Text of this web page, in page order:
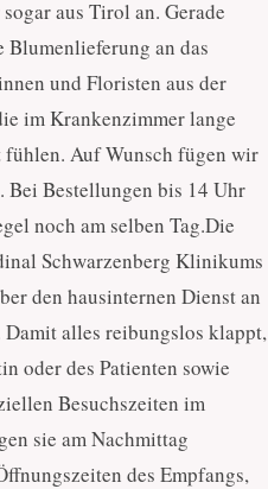
aus Tirol an. Gerade
an das
und Floristen aus der
im Krankenzimmer lange
Auf Wunsch fügen wir
Bei Bestellungen bis 14 Uhr
noch am selben Tag.Die
Schwarzenberg Klinikums
den hausinternen Dienst an
alles reibungslos klappt,
oder des Patienten sowie
Besuchszeiten im
sie am Nachmittag
des Empfangs,